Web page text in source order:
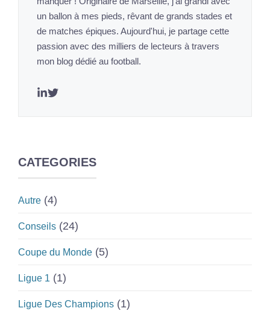
un ballon à mes pieds, rêvant de grands stades et
de matches épiques. Aujourd'hui, je partage cette
passion avec des milliers de lecteurs à travers
mon blog dédié au football.
CATEGORIES
Autre (4)
Conseils (24)
Coupe du Monde (5)
Ligue 1 (1)
Ligue Des Champions (1)